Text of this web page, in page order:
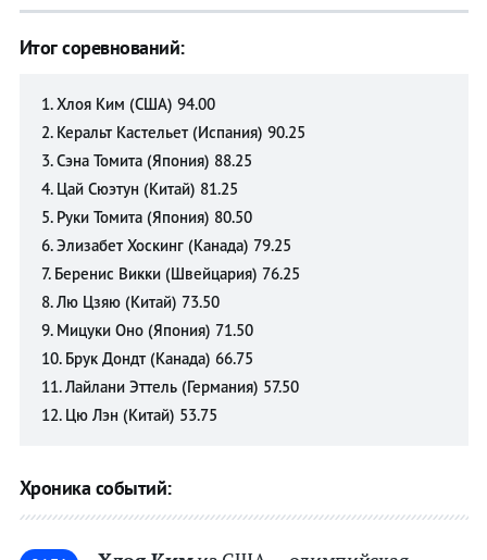
трамплина
спорт
Скелетон
Сноуборд
Фигурное
катание
Фристайл
Хоккей
Шорт-
трек
Футбол
Прогнозы
на спорт
Букмекеры
Итог соревнований:
1. Хлоя Ким (США) 94.00
2. Керальт Кастельет (Испания) 90.25
3. Сэна Томита (Япония) 88.25
4. Цай Сюэтун (Китай) 81.25
5. Руки Томита (Япония) 80.50
6. Элизабет Хоскинг (Канада) 79.25
7. Беренис Викки (Швейцария) 76.25
8. Лю Цзяю (Китай) 73.50
9. Мицуки Оно (Япония) 71.50
10. Брук Дондт (Канада) 66.75
11. Лайлани Эттель (Германия) 57.50
12. Цю Лэн (Китай) 53.75
Хроника событий:
трамплина
спорт
Скелетон
Сноуборд
Фигурное
катание
Фристайл
Хоккей
Шорт-
трек
Футбол
Прогнозы
на спорт
Букмекеры